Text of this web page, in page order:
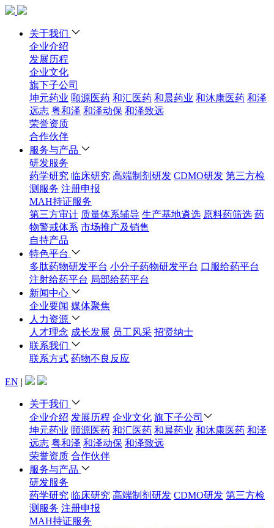
关于我们
企业介绍
发展历程
企业文化
旗下子公司
坤元药业 颐源医药 和汇医药 和晨药业 和沐康医药 和泽
远志 粤和泽 和泽动保 和泽致远
荣誉资质
合作伙伴
服务与产品
研发服务
药学研究 临床研究 高端制剂研发 CDMO研发 第三方检
测服务 注册申报
MAH持证服务
第三方审计 质量体系辅导 生产基地遴选 原料药筛选 药
物警戒体系 市场推广及销售
自持产品
特色平台
多肽药物研发平台 小分子药物研发平台 口服给药平台
注射给药平台 局部给药平台
新闻中心
企业要闻 媒体聚焦
人力资源
人才理念 成长发展 员工风采 招贤纳士
联系我们
联系方式 药物不良反应
EN |
关于我们
企业介绍 发展历程 企业文化 旗下子公司
坤元药业 颐源医药 和汇医药 和晨药业 和沐康医药 和泽
远志 粤和泽 和泽动保 和泽致远
荣誉资质 合作伙伴
服务与产品
研发服务
药学研究 临床研究 高端制剂研发 CDMO研发 第三方检
测服务 注册申报
MAH持证服务